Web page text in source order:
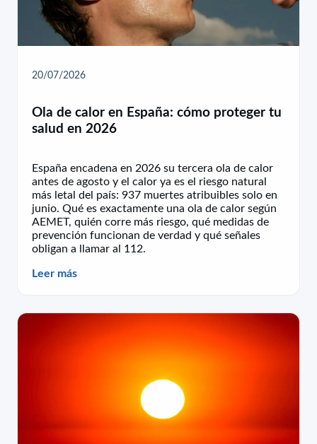
20/07/2026
Ola de calor en España: cómo proteger tu
salud en 2026
España encadena en 2026 su tercera ola de calor
antes de agosto y el calor ya es el riesgo natural
más letal del país: 937 muertes atribuibles solo en
junio. Qué es exactamente una ola de calor según
AEMET, quién corre más riesgo, qué medidas de
prevención funcionan de verdad y qué señales
obligan a llamar al 112.
Leer más